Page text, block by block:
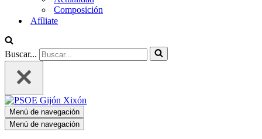
Composición
Afíliate
Buscar...
Menú de navegación
Menú de navegación